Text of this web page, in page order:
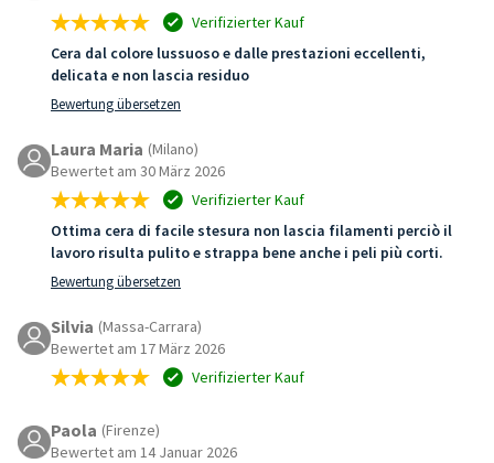
Verifizierter Kauf
Cera dal colore lussuoso e dalle prestazioni eccellenti,
delicata e non lascia residuo
Bewertung übersetzen
Laura Maria (Milano)
Bewertet am 30 März 2026
Verifizierter Kauf
Ottima cera di facile stesura non lascia filamenti perciò il
lavoro risulta pulito e strappa bene anche i peli più corti.
Bewertung übersetzen
Silvia (Massa-Carrara)
Bewertet am 17 März 2026
Verifizierter Kauf
Paola (Firenze)
Bewertet am 14 Januar 2026